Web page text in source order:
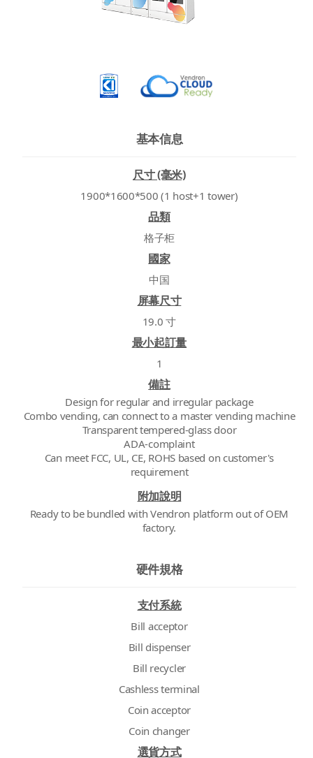
基本信息
尺寸 (毫米)
1900*1600*500 (1 host+1 tower)
品類
格子柜
國家
中国
屏幕尺寸
19.0 寸
最小起訂量
1
備註
Design for regular and irregular package
Combo vending, can connect to a master vending machine
Transparent tempered-glass door
ADA-complaint
Can meet FCC, UL, CE, ROHS based on customer's
requirement
附加說明
Ready to be bundled with Vendron platform out of OEM
factory.
硬件規格
支付系統
Bill acceptor
Bill dispenser
Bill recycler
Cashless terminal
Coin acceptor
Coin changer
選貨方式